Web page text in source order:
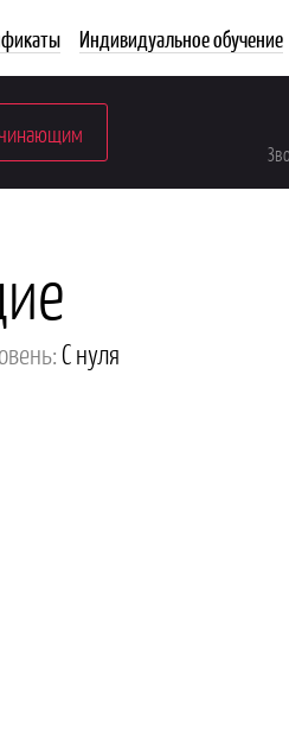
Индивидуальное обучение
С нуля